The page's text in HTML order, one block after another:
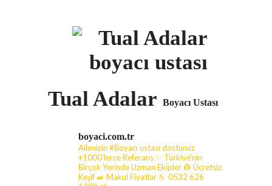
Tual Adalar Boyacı Ustası
boyaci.com.tr
Ailenizin #Boyacı ustası dostunuz
+1000'lerce Referans ✨ Türkiye'nin
Birçok Yerinde Uzman Ekipler 👷 Ücretsiz
Keşif 🚙 Makul Fiyatlar 🫰 0532 626